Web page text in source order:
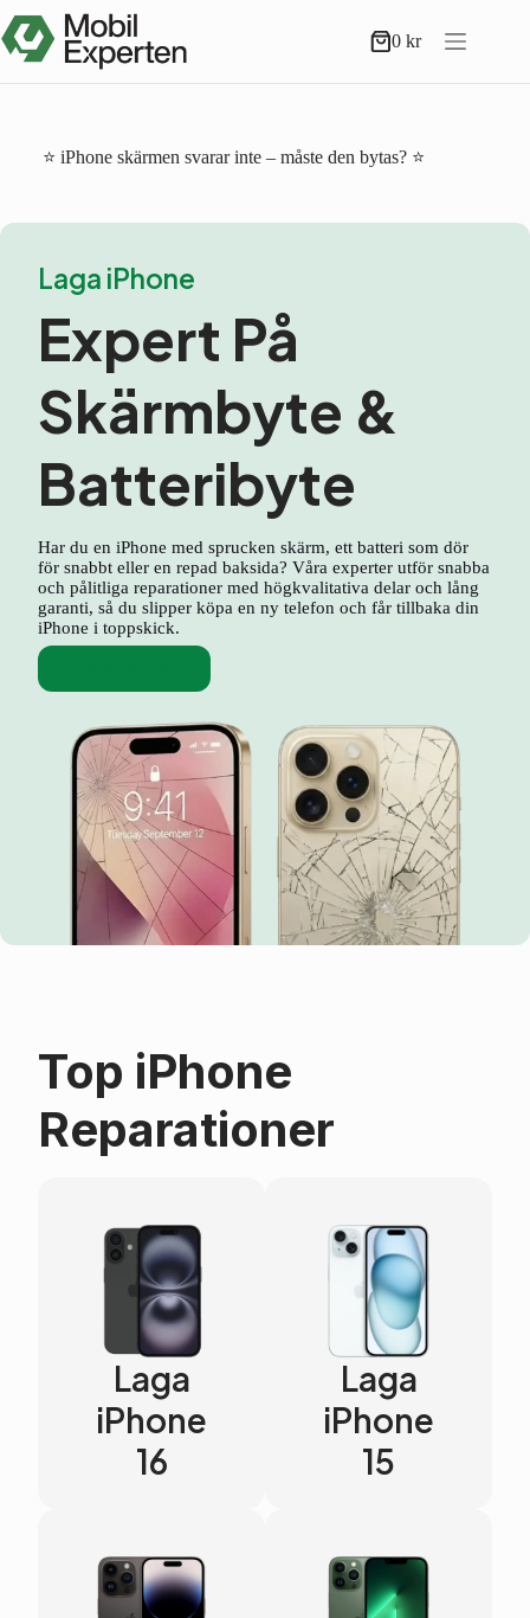
till
innehåll
Varukorg
0kr
⭐ iPhone skärmen svarar inte – måste den bytas? ⭐
Laga iPhone
Expert På
Skärmbyte &
Batteribyte
Har du en iPhone med sprucken skärm, ett batteri som dör
för snabbt eller en repad baksida? Våra experter utför snabba
och pålitliga reparationer med högkvalitativa delar och lång
garanti, så du slipper köpa en ny telefon och får tillbaka din
iPhone i toppskick.
Top iPhone
Reparationer
Laga
iPhone
16
Laga
iPhone
15